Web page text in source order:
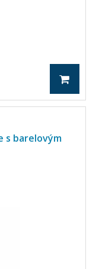
s barelovým